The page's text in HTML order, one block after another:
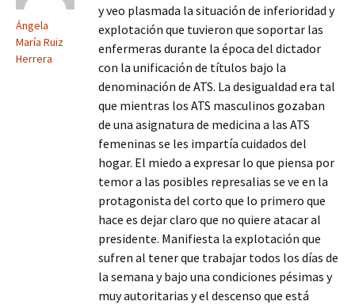
Ángela
María Ruiz
Herrera
y veo plasmada la situación de inferioridad y
explotación que tuvieron que soportar las
enfermeras durante la época del dictador
con la unificación de títulos bajo la
denominación de ATS. La desigualdad era tal
que mientras los ATS masculinos gozaban
de una asignatura de medicina a las ATS
femeninas se les impartía cuidados del
hogar. El miedo a expresar lo que piensa por
temor a las posibles represalias se ve en la
protagonista del corto que lo primero que
hace es dejar claro que no quiere atacar al
presidente. Manifiesta la explotación que
sufren al tener que trabajar todos los días de
la semana y bajo una condiciones pésimas y
muy autoritarias y el descenso que está